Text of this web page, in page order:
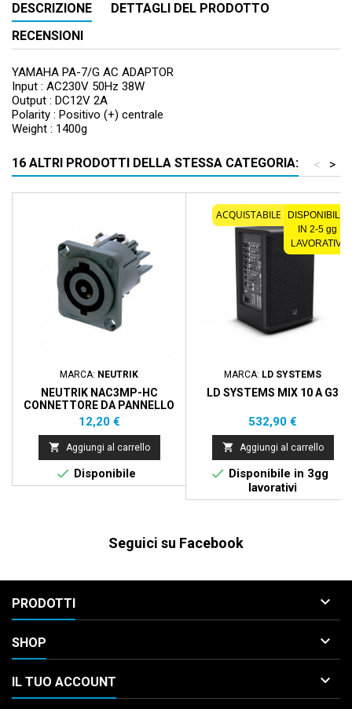
DESCRIZIONE
DETTAGLI DEL PRODOTTO
RECENSIONI
YAMAHA PA-7/G AC ADAPTOR
Input : AC230V 50Hz 38W
Output : DC12V 2A
Polarity : Positivo (+) centrale
Weight : 1400g
16 ALTRI PRODOTTI DELLA STESSA CATEGORIA: >
<
MARCA: NEUTRIK
NEUTRIK NAC3MP-HC
CONNETTORE DA PANNELLO
POWERCON 32 A
Prezzo
12,20 €
 Aggiungi al carrello
 Disponibile
ACQUISTABILE SOLO ONLINE
DISPONIBILE
IN 2-5 gg
LAVORATIVI
MARCA: LD SYSTEMS
LD SYSTEMS MIX 10 A G3
Prezzo
532,90 €
 Aggiungi al carrello
 Disponibile in 3gg
lavorativi
Seguici su Facebook
PRODOTTI 
SHOP 
IL TUO ACCOUNT 